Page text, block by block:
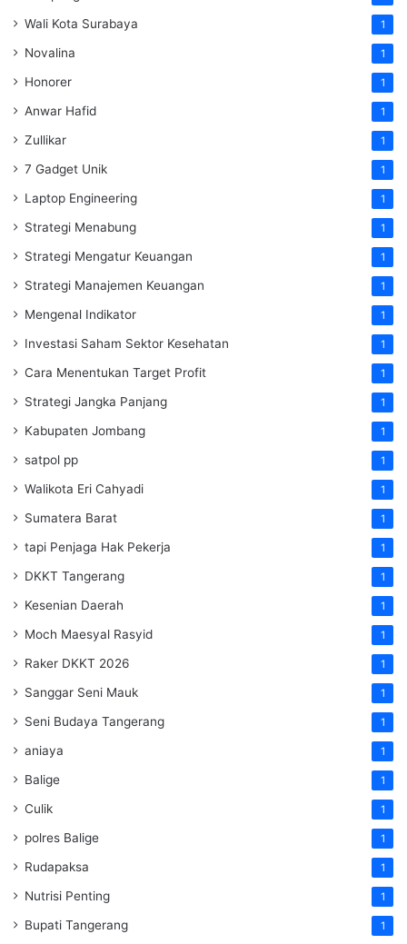
Wali Kota Surabaya 1
Novalina 1
Honorer 1
Anwar Hafid 1
Zullikar 1
7 Gadget Unik 1
Laptop Engineering 1
Strategi Menabung 1
Strategi Mengatur Keuangan 1
Strategi Manajemen Keuangan 1
Mengenal Indikator 1
Investasi Saham Sektor Kesehatan 1
Cara Menentukan Target Profit 1
Strategi Jangka Panjang 1
Kabupaten Jombang 1
satpol pp 1
Walikota Eri Cahyadi 1
Sumatera Barat 1
tapi Penjaga Hak Pekerja 1
DKKT Tangerang 1
Kesenian Daerah 1
Moch Maesyal Rasyid 1
Raker DKKT 2026 1
Sanggar Seni Mauk 1
Seni Budaya Tangerang 1
aniaya 1
Balige 1
Culik 1
polres Balige 1
Rudapaksa 1
Nutrisi Penting 1
Bupati Tangerang 1